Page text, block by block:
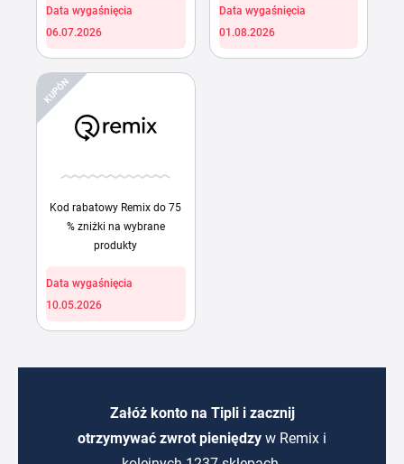
Data wygaśnięcia
06.07.2026
Data wygaśnięcia
01.08.2026
KUPÓN
Kod rabatowy Remix do 75
% zniżki na wybrane
produkty
Data wygaśnięcia
10.05.2026
Załóż konto na Tipli i zacznij
otrzymywać zwrot pieniędzy w Remix i